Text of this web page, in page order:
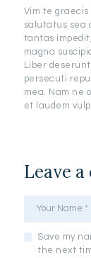
Vim te
salutatus sea
tantas
magna
Liber
persecuti
mea. Nam ne
et laudem
Leave
Save my
the next